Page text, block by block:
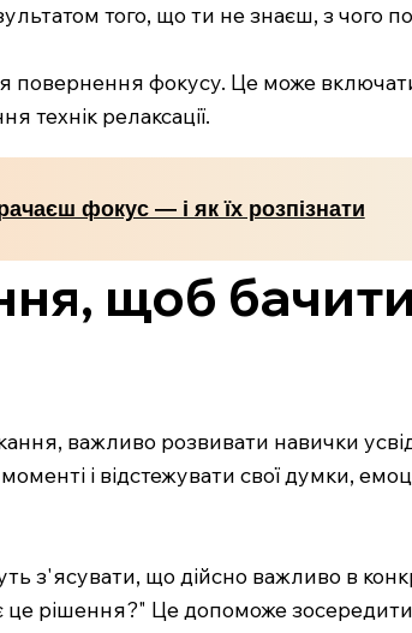
того, що ти не знаєш, з чого
повернення фокусу. Це може
технік релаксації.
фокус — і як їх розпізнати
щоб
важливо розвивати навички
і відстежувати свої думки,
з'ясувати, що дійсно важливо в
рішення?" Це допоможе